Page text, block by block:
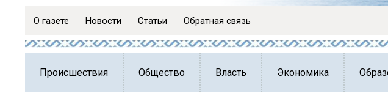
О газете Новости Статьи Обратная связь
Происшествия Общество Власть Экономика